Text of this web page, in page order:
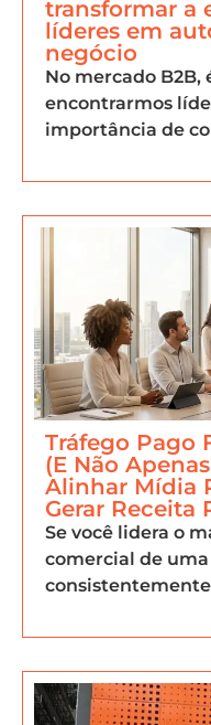
transformar a
líderes em
negócio
No mercado B2B,
encontrarmos
importância de
Tráfego Pago
(E Não
Alinhar Mídia
Gerar Receita
Se você lidera o
comercial de